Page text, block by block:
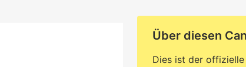
Über diesen
Dies ist der